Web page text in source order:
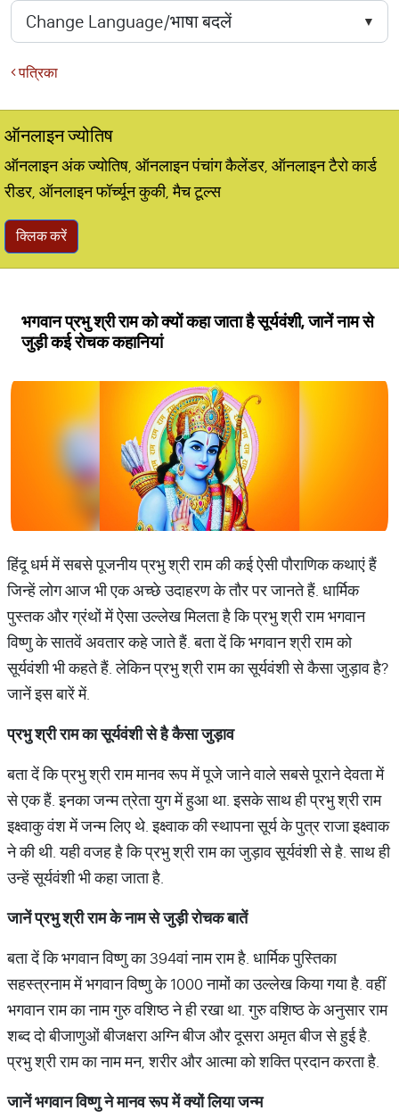
पत्रिका
ऑनलाइन ज्योतिष
ऑनलाइन अंक ज्योतिष, ऑनलाइन पंचांग कैलेंडर, ऑनलाइन टैरो कार्ड
रीडर, ऑनलाइन फॉर्च्यून कुकी, मैच टूल्स
क्लिक करें
भगवान प्रभु श्री राम को क्यों कहा जाता है सूर्यवंशी, जानें नाम से
जुड़ी कई रोचक कहानियां
हिंदू धर्म में सबसे पूजनीय प्रभु श्री राम की कई ऐसी पौराणिक कथाएं हैं
जिन्हें लोग आज भी एक अच्छे उदाहरण के तौर पर जानते हैं. धार्मिक
पुस्तक और ग्रंथों में ऐसा उल्लेख मिलता है कि प्रभु श्री राम भगवान
विष्णु के सातवें अवतार कहे जाते हैं. बता दें कि भगवान श्री राम को
सूर्यवंशी भी कहते हैं. लेकिन प्रभु श्री राम का सूर्यवंशी से कैसा जुड़ाव है?
जानें इस बारें में.
प्रभुश्रीरामकासूर्यवंशीसेहैकैसाजुड़ाव
बता दें कि प्रभु श्री राम मानव रूप में पूजे जाने वाले सबसे पूराने देवता में
से एक हैं. इनका जन्म त्रेता युग में हुआ था. इसके साथ ही प्रभु श्री राम
इक्ष्वाकु वंश में जन्म लिए थे. इक्ष्वाक की स्थापना सूर्य के पुत्र राजा इक्ष्वाक
ने की थी. यही वजह है कि प्रभु श्री राम का जुड़ाव सूर्यवंशी से है. साथ ही
उन्हें सूर्यवंशी भी कहा जाता है.
जानेंप्रभुश्रीरामकेनामसेजुड़ीरोचकबातें
बता दें कि भगवान विष्णु का 394वां नाम राम है. धार्मिक पुस्तिका
सहस्त्रनाम में भगवान विष्णु के 1000 नामों का उल्लेख किया गया है. वहीं
भगवान राम का नाम गुरु वशिष्ठ ने ही रखा था. गुरु वशिष्ठ के अनुसार राम
शब्द दो बीजाणुओं बीजक्षरा अग्नि बीज और दूसरा अमृत बीज से हुई है.
प्रभु श्री राम का नाम मन, शरीर और आत्मा को शक्ति प्रदान करता है.
जानेंभगवानविष्णुनेमानवरूपमेंक्योंलियाजन्म